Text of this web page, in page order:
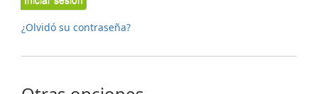
¿Olvidó su contraseña?